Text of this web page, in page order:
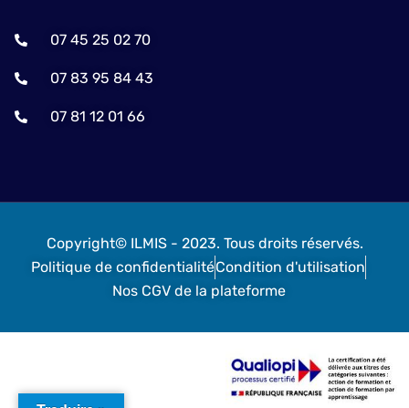
07 45 25 02 70
07 83 95 84 43
07 81 12 01 66
Copyright© ILMIS - 2023. Tous droits réservés.
Politique de confidentialitéCondition d'utilisation
Nos CGV de la plateforme